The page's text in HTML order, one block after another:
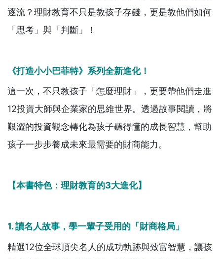
逐流？理財教育不只是教孩子存錢，更是教他們如何
「思考」與「判斷」！
《打造小小巴菲特》系列全新進化！
這一次，不只教孩子「怎麼理財」，更要帶他們走進
12投資大師與企業家的思維世界。透過故事閱讀，將
艱澀的投資觀念轉化為孩子聽得懂的成長智慧，幫助
孩子一步步養成未來最需要的財商能力。
【本書特色：理財教育的3大進化】
1. 讀名人故事，學一輩子受用的「財商格局」
精選12位全球頂尖名人的成功軌跡與致富智慧，讓孩